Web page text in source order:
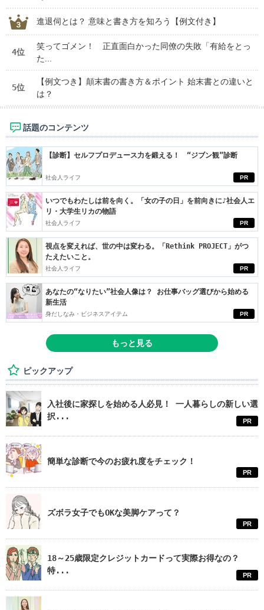
進退伺とは？ 意味と書き方を知ろう【例文付き】
4位
笑ってゴメン！ 正直面白かった同僚の失敗「有給をとっ
た...
5位
【例文つき】顛末書の書き方＆ポイント 始末書との違いと
は？
話題のコンテンツ
PR
【診断】セルフプロデュース力を鍛える！ “ジブン観”診断
社会人ライフ
PR
いつでもわたしは前を向く。「女の子の日」を前向きに♪社会人エ
リ・大学生リカの物語
社会人ライフ
PR
視点を変えれば、世の中は変わる。「Rethink PROJECT」がつ
たえたいこと。
社会人ライフ
PR
あなたの“なりたい”社会人像は？ お仕事バッグ選びから始める
新生活
身だしなみ・ビジネスアイテム
もっと見る
ピックアップ
入社後に家探しを始める人必見！ 一人暮らしの新しい選
択...
PR
簡単な診断で今のお疲れ度をチェック！
PR
ズボラ女子でもOKな美脚ケアって？
PR
18～25歳限定クレジットカードって実際お得なの？
特...
PR